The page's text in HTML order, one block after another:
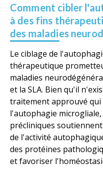
Comment cibler
à des fins
des maladies
Le ciblage de
thérapeutique
maladies
et la SLA. Bien qu'il
traitement approuvé qui
l'autophagie
précliniques
de l'activité
des protéines
et favoriser